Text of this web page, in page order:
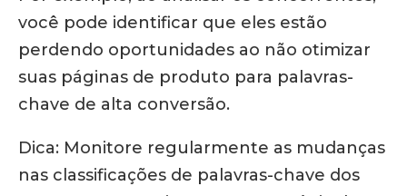
você pode identificar que eles estão
perdendo oportunidades ao não otimizar
suas páginas de produto para palavras-
chave de alta conversão.
Dica: Monitore regularmente as mudanças
nas classificações de palavras-chave dos